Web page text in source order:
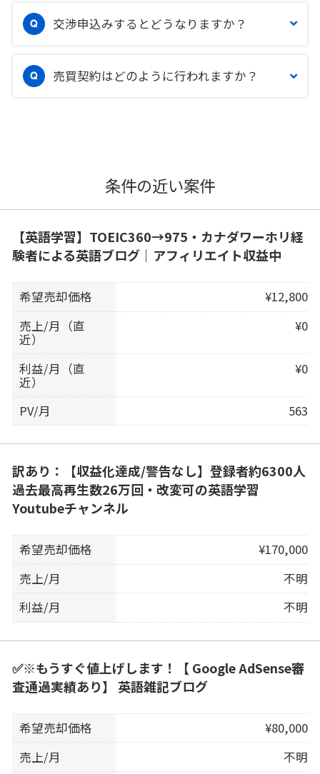
交渉申込みするとどうなりますか？
売買契約はどのように行われますか？
条件の近い案件
【英語学習】TOEIC360→975・カナダワーホリ経
験者による英語ブログ｜アフィリエイト収益中
希望売却価格
¥12,800
売上/月（直
近）
¥0
利益/月（直
近）
¥0
PV/月 563
訳あり：【収益化達成/警告なし】登録者約6300人
過去最高再生数26万回・改変可の英語学習
Youtubeチャンネル
希望売却価格
¥170,000
売上/月
不明
利益/月
不明
✅※もうすぐ値上げします！【 Google AdSense審
査通過実績あり】 英語雑記ブログ
希望売却価格
¥80,000
売上/月
不明